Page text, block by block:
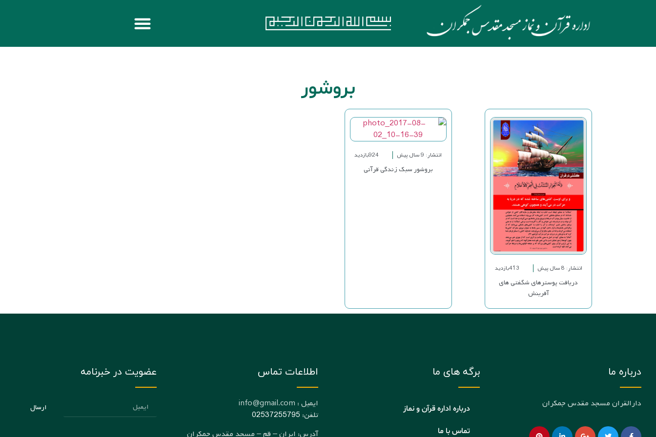
بروشور
انتشار: 8 سال پیش 413بازدید
دریافت پوسترهای شگفتی های
آفرینش
انتشار: 9 سال پیش 924بازدید
بروشور سبک زندگی قرآنی
درباره ما
دارالقران مسجد مقدس جمکران
برگه های ما
درباره اداره قرآن و نماز
تماس با ما
اطلاعات تماس
ایمیل : info@gmail.com
تلفن: 02537255795
آدرس: ایران – قم – مسجد مقدس جمکران
عضویت در خبرنامه
ارسال